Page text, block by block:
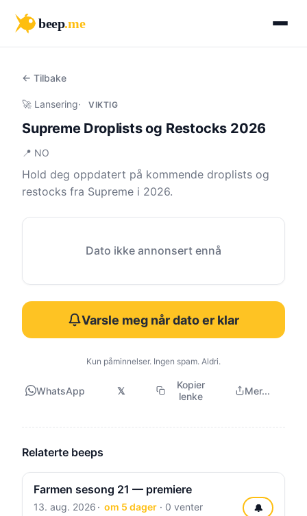
beep.me
← Tilbake
🚀 Lansering· VIKTIG
Supreme Droplists og Restocks 2026
📍 NO
Hold deg oppdatert på kommende droplists og
restocks fra Supreme i 2026.
Dato ikke annonsert ennå
Varsle meg når dato er klar
Kun påminnelser. Ingen spam. Aldri.
WhatsApp 𝕏
Kopier
lenke
Mer...
Relaterte beeps
Farmen sesong 21 — premiere
13. aug. 2026 om 5 dager· 0 venter 🔔